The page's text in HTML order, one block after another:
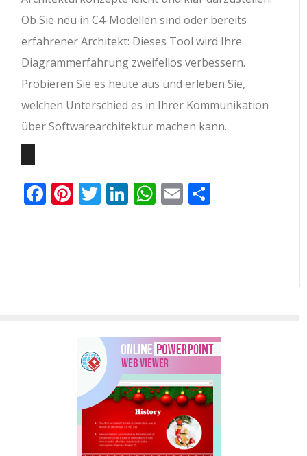
Ob Sie neu in C4-Modellen sind oder bereits
erfahrener Architekt: Dieses Tool wird Ihre
Diagrammerfahrung zweifellos verbessern.
Probieren Sie es heute aus und erleben Sie,
welchen Unterschied es in Ihrer Kommunikation
über Softwarearchitektur machen kann.
Facebook
Pinterest
Twitter
LinkedIn
WhatsApp
Email